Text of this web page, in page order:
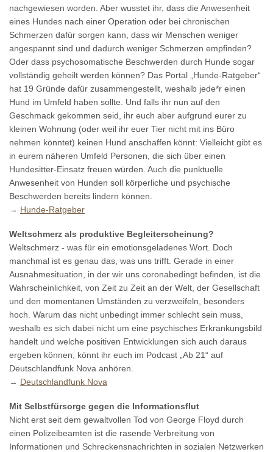
nachgewiesen worden. Aber wusstet ihr, dass die Anwesenheit
eines Hundes nach einer Operation oder bei chronischen
Schmerzen dafür sorgen kann, dass wir Menschen weniger
angespannt sind und dadurch weniger Schmerzen empfinden?
Oder dass psychosomatische Beschwerden durch Hunde sogar
vollständig geheilt werden können? Das Portal „Hunde-Ratgeber“
hat 19 Gründe dafür zusammengestellt, weshalb jede*r einen
Hund im Umfeld haben sollte. Und falls ihr nun auf den
Geschmack gekommen seid, ihr euch aber aufgrund eurer zu
kleinen Wohnung (oder weil ihr euer Tier nicht mit ins Büro
nehmen könntet) keinen Hund anschaffen könnt: Vielleicht gibt es
in eurem näheren Umfeld Personen, die sich über einen
Hundesitter-Einsatz freuen würden. Auch die punktuelle
Anwesenheit von Hunden soll körperliche und psychische
Beschwerden bereits lindern können.
→ Hunde-Ratgeber
Weltschmerz als produktive Begleiterscheinung?
Weltschmerz - was für ein emotionsgeladenes Wort. Doch
manchmal ist es genau das, was uns trifft. Gerade in einer
Ausnahmesituation, in der wir uns coronabedingt befinden, ist die
Wahrscheinlichkeit, von Zeit zu Zeit an der Welt, der Gesellschaft
und den momentanen Umständen zu verzweifeln, besonders
hoch. Warum das nicht unbedingt immer schlecht sein muss,
weshalb es sich dabei nicht um eine psychisches Erkrankungsbild
handelt und welche positiven Entwicklungen sich auch daraus
ergeben können, könnt ihr euch im Podcast „Ab 21“ auf
Deutschlandfunk Nova anhören.
→ Deutschlandfunk Nova
Mit Selbstfürsorge gegen die Informationsflut
Nicht erst seit dem gewaltvollen Tod von George Floyd durch
einen Polizeibeamten ist die rasende Verbreitung von
Informationen und Schreckensnachrichten in sozialen Netzwerken